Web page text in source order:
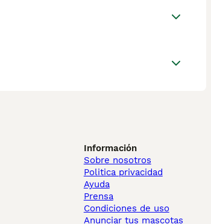
Información
Sobre nosotros
Politica privacidad
Ayuda
Prensa
Condiciones de uso
Anunciar tus mascotas